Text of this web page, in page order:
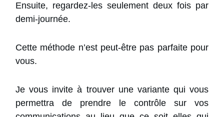
Ensuite, regardez-les seulement deux fois par
demi-journée.
Cette méthode n’est peut-être pas parfaite pour
vous.
Je vous invite à trouver une variante qui vous
permettra de prendre le contrôle sur vos